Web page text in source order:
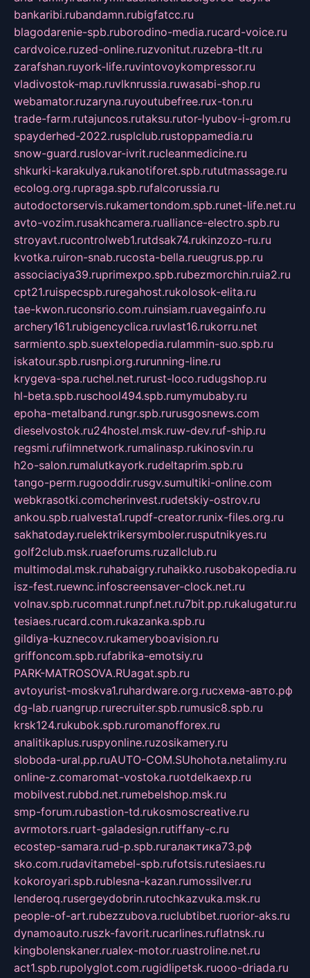
bankaribi.rubandamn.rubigfatcc.ru
blagodarenie-spb.ruborodino-media.rucard-voice.ru
cardvoice.ruzed-online.ruzvonitut.ruzebra-tlt.ru
zarafshan.ruyork-life.ruvintovoykompressor.ru
vladivostok-map.ruvlknrussia.ruwasabi-shop.ru
webamator.ruzaryna.ruyoutubefree.rux-ton.ru
trade-farm.rutajuncos.rutaksu.rutor-lyubov-i-grom.ru
spayderhed-2022.rusplclub.rustoppamedia.ru
snow-guard.ruslovar-ivrit.rucleanmedicine.ru
shkurki-karakulya.rukanotiforet.spb.rututmassage.ru
ecolog.org.rupraga.spb.rufalcorussia.ru
autodoctorservis.rukamertondom.spb.runet-life.net.ru
avto-vozim.rusakhcamera.rualliance-electro.spb.ru
stroyavt.rucontrolweb1.rutdsak74.rukinzozo-ru.ru
kvotka.ruiron-snab.rucosta-bella.rueugrus.pp.ru
associaciya39.ruprimexpo.spb.rubezmorchin.ruia2.ru
cpt21.ruispecspb.ruregahost.rukolosok-elita.ru
tae-kwon.ruconsrio.com.ruinsiam.ruavegainfo.ru
archery161.rubigencyclica.ruvlast16.rukorru.net
sarmiento.spb.suextelopedia.rulammin-suo.spb.ru
iskatour.spb.rusnpi.org.rurunning-line.ru
krygeva-spa.ruchel.net.rurust-loco.rudugshop.ru
hl-beta.spb.ruschool494.spb.rumymubaby.ru
epoha-metalband.rungr.spb.rurusgosnews.com
dieselvostok.ru24hostel.msk.ruw-dev.ruf-ship.ru
regsmi.rufilmnetwork.rumalinasp.rukinosvin.ru
h2o-salon.rumalutkayork.rudeltaprim.spb.ru
tango-perm.rugooddir.rusgv.sumultiki-online.com
webkrasotki.comcherinvest.rudetskiy-ostrov.ru
ankou.spb.rualvesta1.rupdf-creator.runix-files.org.ru
sakhatoday.ruelektrikersymboler.rusputnikyes.ru
golf2club.msk.ruaeforums.ruzallclub.ru
multimodal.msk.ruhabaigry.ruhaikko.rusobakopedia.ru
isz-fest.ruewnc.infoscreensaver-clock.net.ru
volnav.spb.rucomnat.runpf.net.ru7bit.pp.rukalugatur.ru
tesiaes.rucard.com.rukazanka.spb.ru
gildiya-kuznecov.rukameryboavision.ru
griffoncom.spb.rufabrika-emotsiy.ru
PARK-MATROSOVA.RUagat.spb.ru
avtoyurist-moskva1.ruhardware.org.ruсхема-авто.рф
dg-lab.ruangrup.rurecruiter.spb.rumusic8.spb.ru
krsk124.rukubok.spb.ruromanofforex.ru
analitikaplus.ruspyonline.ruzosikamery.ru
sloboda-ural.pp.ruAUTO-COM.SUhohota.netalimy.ru
online-z.comaromat-vostoka.ruotdelkaexp.ru
mobilvest.rubbd.net.rumebelshop.msk.ru
smp-forum.rubastion-td.rukosmoscreative.ru
avrmotors.ruart-galadesign.rutiffany-c.ru
ecostep-samara.rud-p.spb.ruгалактика73.рф
sko.com.rudavitamebel-spb.rufotsis.rutesiaes.ru
kokoroyari.spb.rublesna-kazan.rumossilver.ru
lenderoq.rusergeydobrin.rutochkazvuka.msk.ru
people-of-art.rubezzubova.ruclubtibet.ruorior-aks.ru
dynamoauto.ruszk-favorit.rucarlines.ruflatnsk.ru
kingbolenskaner.rualex-motor.ruastroline.net.ru
act1.spb.rupolyglot.com.rugidlipetsk.ruooo-driada.ru